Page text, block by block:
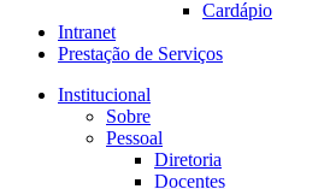
Cardápio
Intranet
Prestação de Serviços
Institucional
Sobre
Pessoal
Diretoria
Docentes